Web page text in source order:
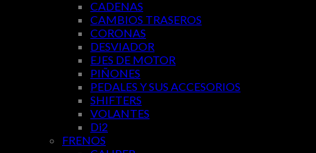
CADENAS
CAMBIOS TRASEROS
CORONAS
DESVIADOR
EJES DE MOTOR
PIÑONES
PEDALES Y SUS ACCESORIOS
SHIFTERS
VOLANTES
Di2
FRENOS